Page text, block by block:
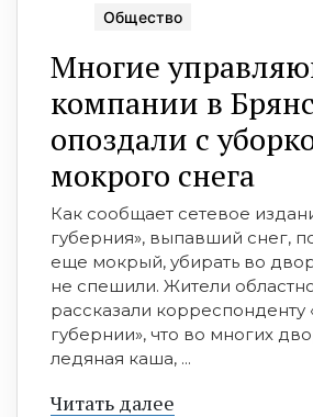
Общество
Многие
компании в
опоздали с
мокрого снега
Как сообщает сетевое
губерния», выпавший снег,
еще мокрый, убирать во
не спешили. Жители
рассказали корреспонденту
губернии», что во многих
ледяная каша, ...
Читать далее